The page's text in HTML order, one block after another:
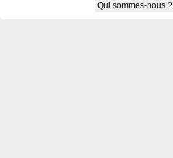
Qui sommes-nous ?